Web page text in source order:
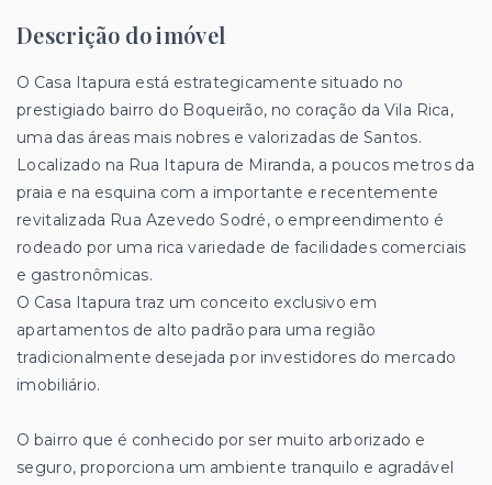
Descrição do imóvel
O Casa Itapura está estrategicamente situado no
prestigiado bairro do Boqueirão, no coração da Vila Rica,
uma das áreas mais nobres e valorizadas de Santos.
Localizado na Rua Itapura de Miranda, a poucos metros da
praia e na esquina com a importante e recentemente
revitalizada Rua Azevedo Sodré, o empreendimento é
rodeado por uma rica variedade de facilidades comerciais
e gastronômicas.
O Casa Itapura traz um conceito exclusivo em
apartamentos de alto padrão para uma região
tradicionalmente desejada por investidores do mercado
imobiliário.
O bairro que é conhecido por ser muito arborizado e
seguro, proporciona um ambiente tranquilo e agradável